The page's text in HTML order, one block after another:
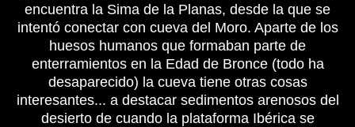
encuentra la Sima de la Planas, desde la que se
intentó conectar con cueva del Moro. Aparte de los
huesos humanos que formaban parte de
enterramientos en la Edad de Bronce (todo ha
desaparecido) la cueva tiene otras cosas
interesantes... a destacar sedimentos arenosos del
desierto de cuando la plataforma Ibérica se